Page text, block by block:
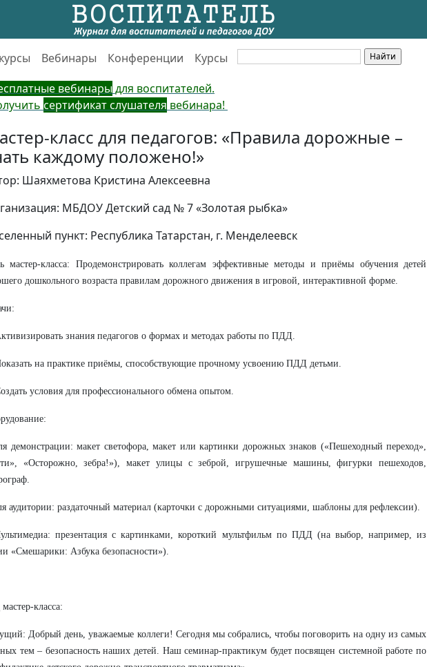
Вебинары Конференции Курсы
вебинарыдля воспитателей.
сертификат слушателя вебинара!
класс для педагогов: «Правила дорожные –
каждому положено!»
Шаяхметова Кристина Алексеевна
МБДОУ Детский сад № 7 «Золотая рыбка»
пункт: Республика Татарстан, г. Менделеевск
мастер-класса: Продемонстрировать коллегам эффективные методы и приёмы обучения детей
дошкольного возраста правилам дорожного движения в игровой, интерактивной форме.
знания педагогов о формах и методах работы по ПДД.
на практике приёмы, способствующие прочному усвоению ПДД детьми.
условия для профессионального обмена опытом.
демонстрации: макет светофора, макет или картинки дорожных знаков («Пешеходный переход»,
«Осторожно, зебра!»), макет улицы с зеброй, игрушечные машины, фигурки пешеходов,
аудитории: раздаточный материал (карточки с дорожными ситуациями, шаблоны для рефлексии).
презентация с картинками, короткий мультфильм по ПДД (на выбор, например, из
«Смешарики: Азбука безопасности»).
класса:
Добрый день, уважаемые коллеги! Сегодня мы собрались, чтобы поговорить на одну из самых
тем – безопасность наших детей. Наш семинар-практикум будет посвящен системной работе по